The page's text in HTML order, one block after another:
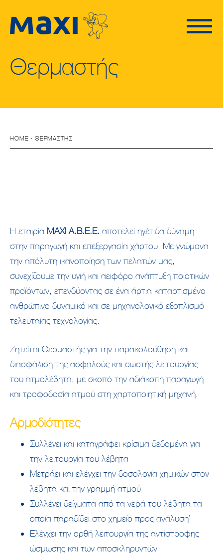
Θερμαστής
HOME - ΘΕΡΜΑΣΤΗΣ
Η εταιρία MAXI A.B.E.E. αποτελεί ηγέτιδα δύναμη
στην παραγωγή και επεξεργασία χάρτου. Με γνώμονα
την απόλυτη ικανοποίηση των πελατών μας,
συνεχίζουμε την υγιή και αειφόρο ανάπτυξη ποιοτικών
προϊόντων, επενδύοντας σε ένα άρτια καταρτισμένο
ανθρώπινο δυναμικό και σε μηχανολογικό εξοπλισμό
τελευταίας τεχνολογίας.
Ζητείται Θερμαστής για την παρακολούθηση και
διασφάλιση της ασφαλούς και σωστής λειτουργίας
του ατμολέβητα, με σκοπό την αδιάκοπη παραγωγή
και τροφοδοσία ατμού στη χαρτοποιητική μηχανή.
Αρμοδιότητες
Συλλέγει και καταγράφει κρίσιμα δεδομένα για
την λειτουργία του λέβητα
Μετράει και ελέγχει την δοσολογία χημικών στον
λέβητα και την γραμμή ατμού
Συλλέγει δείγματα από τα νερά του λέβητα τα
οποία παραδίδει στο χημείο προς ανάλυση’
Ελέγχει την ορθή λειτουργία της αντίστροφης
ώσμωσης και των αποσκληρυντών